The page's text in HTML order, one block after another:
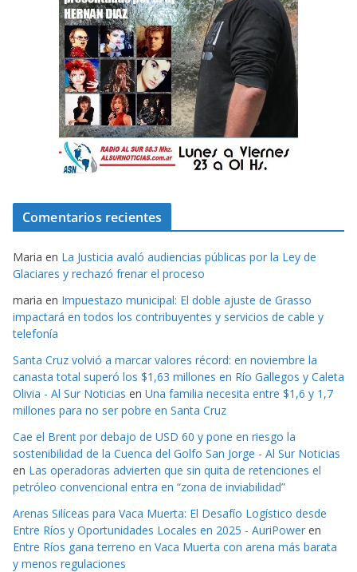
Comentarios recientes
Maria en La Justicia avaló audiencias públicas por la Ley de
Glaciares y rechazó frenar el proceso
maria en Impuestazo municipal: El doble ajuste de Grasso
impactará en todos los contribuyentes y servicios de cable y
telefonía
Santa Cruz volvió a marcar valores récord: en noviembre la
canasta total superó los $1,63 millones en Río Gallegos y Caleta
Olivia - Al Sur Noticias en Una familia necesita entre $1,6 y 1,7
millones para no ser pobre en Santa Cruz
Cae el Brent por debajo de USD 60 y pone en riesgo la
sostenibilidad de la Cuenca del Golfo San Jorge - Al Sur Noticias
en Las operadoras advierten que sin quita de retenciones el
petróleo convencional entra en “zona de inviabilidad”
Arenas Silíceas para Vaca Muerta: El Desafío Logístico desde
Entre Ríos y Oportunidades Locales en 2025 - AuriPower en
Entre Ríos gana terreno en Vaca Muerta con arena más barata
y menos regulaciones